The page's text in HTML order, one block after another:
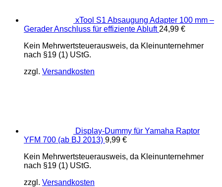
xTool S1 Absaugung Adapter 100 mm –
Gerader Anschluss für effiziente Abluft 24,99 €
Kein Mehrwertsteuerausweis, da Kleinunternehmer
nach §19 (1) UStG.
zzgl. Versandkosten
Display-Dummy für Yamaha Raptor
YFM 700 (ab BJ 2013) 9,99 €
Kein Mehrwertsteuerausweis, da Kleinunternehmer
nach §19 (1) UStG.
zzgl. Versandkosten